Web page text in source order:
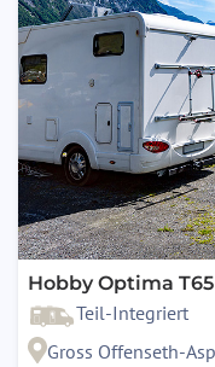
Hobby Optima
Teil-Integriert
Gross Offenseth-